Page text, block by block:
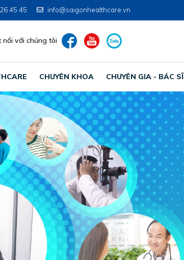
45 45 info@saigonhealthcare.vn
nối với chúng tôi
CHUYÊN KHOA CHUYÊN GIA - BÁC SĨ